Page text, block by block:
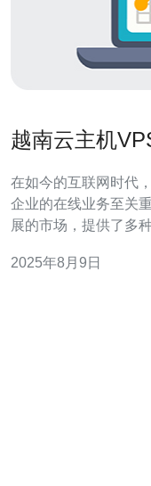
越南云主机
在如今的互联网时代
企业的在线业务至关
展的市场，提供了多
帮助您做出明智的选择。 为什么选择越南云主机
2025年8月9日